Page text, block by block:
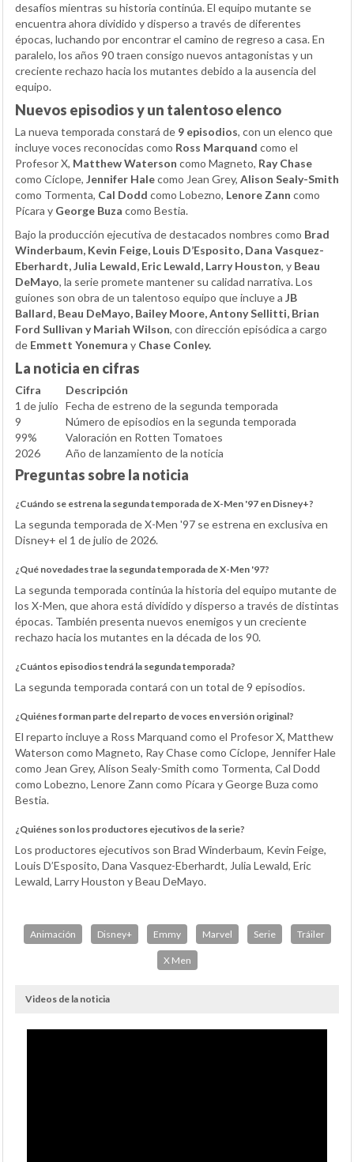
desafíos mientras su historia continúa. El equipo mutante se
encuentra ahora dividido y disperso a través de diferentes
épocas, luchando por encontrar el camino de regreso a casa. En
paralelo, los años 90 traen consigo nuevos antagonistas y un
creciente rechazo hacia los mutantes debido a la ausencia del
equipo.
Nuevos episodios y un talentoso elenco
La nueva temporada constará de 9 episodios, con un elenco que
incluye voces reconocidas como Ross Marquand como el
Profesor X, Matthew Waterson como Magneto, Ray Chase
como Cíclope, Jennifer Halecomo Jean Grey, Alison Sealy-Smith
como Tormenta, Cal Dodd como Lobezno, Lenore Zann como
Pícara y George Buza como Bestia.
Bajo la producción ejecutiva de destacados nombres como Brad
Winderbaum, Kevin Feige, Louis D’Esposito, Dana Vasquez-
Eberhardt, Julia Lewald, Eric Lewald, Larry Houston, y Beau
DeMayo, la serie promete mantener su calidad narrativa. Los
guiones son obra de un talentoso equipo que incluye a JB
Ballard, Beau DeMayo, Bailey Moore, Antony Sellitti, Brian
Ford Sullivan y Mariah Wilson, con dirección episódica a cargo
de Emmett Yonemura y Chase Conley.
La noticia en cifras
Cifra
Descripción
1 de julio Fecha de estreno de la segunda temporada
9
Número de episodios en la segunda temporada
99%
Valoración en Rotten Tomatoes
2026
Año de lanzamiento de la noticia
Preguntas sobre la noticia
¿Cuándo se estrena la segunda temporada de X-Men '97 en Disney+?
La segunda temporada de X-Men '97 se estrena en exclusiva en
Disney+ el 1 de julio de 2026.
¿Qué novedades trae la segunda temporada de X-Men '97?
La segunda temporada continúa la historia del equipo mutante de
los X-Men, que ahora está dividido y disperso a través de distintas
épocas. También presenta nuevos enemigos y un creciente
rechazo hacia los mutantes en la década de los 90.
¿Cuántos episodios tendrá la segunda temporada?
La segunda temporada contará con un total de 9 episodios.
¿Quiénes forman parte del reparto de voces en versión original?
El reparto incluye a Ross Marquand como el Profesor X, Matthew
Waterson como Magneto, Ray Chase como Cíclope, Jennifer Hale
como Jean Grey, Alison Sealy-Smith como Tormenta, Cal Dodd
como Lobezno, Lenore Zann como Pícara y George Buza como
Bestia.
¿Quiénes son los productores ejecutivos de la serie?
Los productores ejecutivos son Brad Winderbaum, Kevin Feige,
Louis D’Esposito, Dana Vasquez-Eberhardt, Julia Lewald, Eric
Lewald, Larry Houston y Beau DeMayo.
Animación Disney+ Emmy Marvel Serie Tráiler
X Men
Videos de la noticia